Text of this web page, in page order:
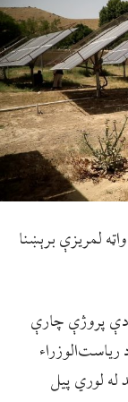
ولسوالۍ کې ۴۰ مېګاواټه لمریزې برېښنا
دې پروژې چارې
د ریاست‌الوزراء
له لوري پيل